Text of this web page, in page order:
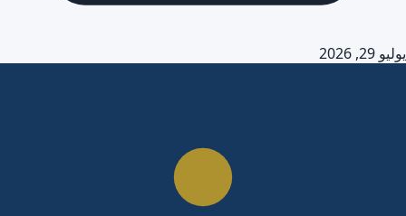
يوليو 29, 2026